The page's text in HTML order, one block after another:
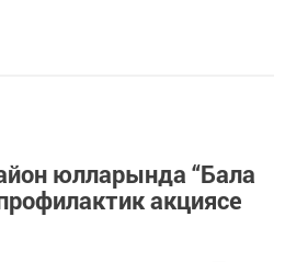
юлларында “Бала
акциясе